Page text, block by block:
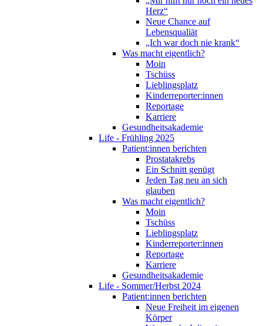
Herz“
Neue Chance auf
Lebensqualiät
„Ich war doch nie krank“
Was macht eigentlich?
Moin
Tschüss
Lieblingsplatz
Kinderreporter:innen
Reportage
Karriere
Gesundheitsakademie
Life - Frühling 2025
Patient:innen berichten
Prostatakrebs
Ein Schnitt genügt
Jeden Tag neu an sich
glauben
Was macht eigentlich?
Moin
Tschüss
Lieblingsplatz
Kinderreporter:innen
Reportage
Karriere
Gesundheitsakademie
Life - Sommer/Herbst 2024
Patient:innen berichten
Neue Freiheit im eigenen
Körper